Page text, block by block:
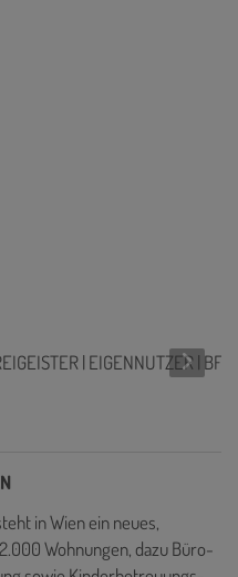
in Wien ein neues,
Wohnungen, dazu Büro-